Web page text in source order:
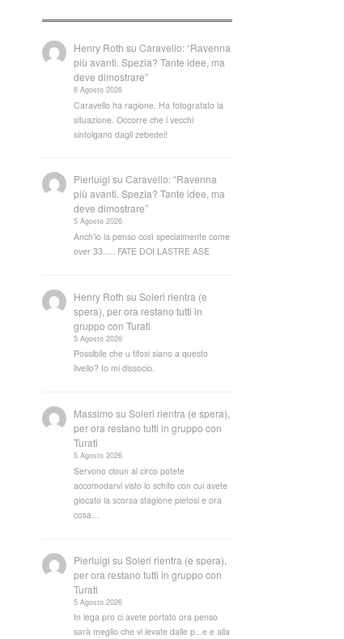
Henry Roth suCaravello: “Ravenna
più avanti. Spezia? Tante idee, ma
deve dimostrare”
6 Agosto 2026
Caravello ha ragione. Ha fotografato la
situazione. Occorre che i vecchi
sintolgano dagli zebedei!
Pierluigi suCaravello: “Ravenna
più avanti. Spezia? Tante idee, ma
deve dimostrare”
5 Agosto 2026
Anch'io la penso così specialmente come
over 33..... FATE DOI LASTRE ASE
Henry Roth suSoleri rientra (e
spera), per ora restano tutti in
gruppo con Turati
5 Agosto 2026
Possibile che u tifosi siano a questo
livello? Io mi dissocio.
Massimo suSoleri rientra (e spera),
per ora restano tutti in gruppo con
Turati
5 Agosto 2026
Servono cloun al circo potete
accomodarvi visto lo schifo con cui avete
giocato la scorsa stagione pietosi e ora
cosa…
Pierluigi suSoleri rientra (e spera),
per ora restano tutti in gruppo con
Turati
5 Agosto 2026
In lega pro ci avete portato ora penso
sarà meglio che vi levate dalle p...e e alla